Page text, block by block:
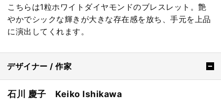
こちらは1粒ホワイトダイヤモンドのブレスレット。艶
やかでシックな輝きが大きな存在感を放ち、手元を上品
に演出してくれます。
デザイナー / 作家
石川 慶子 Keiko Ishikawa